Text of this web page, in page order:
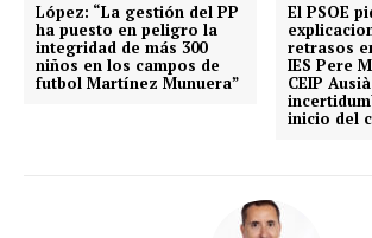
López: “La gestión del PP
ha puesto en peligro la
integridad de más 300
niños en los campos de
futbol Martínez Munuera”
El PSOE
retrasos
IES Pere
CEIP
inicio del